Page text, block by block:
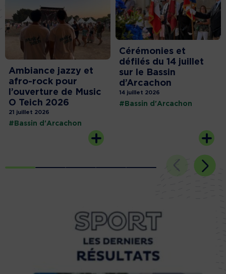
Ambiance jazzy et
afro-rock pour
l’ouverture de Music
O Teich 2026
21 juillet 2026
#Bassin d'Arcachon
Cérémonies et
défilés du 14 juillet
sur le Bassin
d’Arcachon
14 juillet 2026
#Bassin d'Arcachon